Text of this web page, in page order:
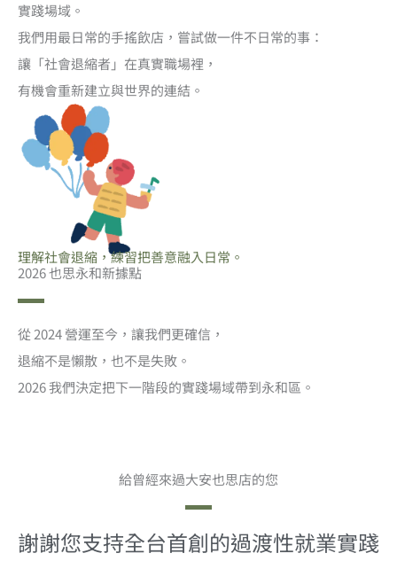
實踐場域。
我們用最日常的手搖飲店，嘗試做一件不日常的事：
讓「社會退縮者」在真實職場裡，
有機會重新建立與世界的連結。
理解社會退縮，練習把善意融入日常。
2026 也思永和新據點
從 2024 營運至今，讓我們更確信，
退縮不是懶散，也不是失敗。
2026 我們決定把下一階段的實踐場域帶到永和區。
給曾經來過大安也思店的您
謝謝您支持全台首創的過渡性就業實踐